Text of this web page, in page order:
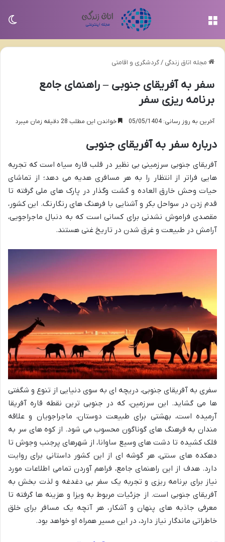
مجله اتاق زندگی /گردشگری و اقامتی
سفر به آفریقای جنوبی – راهنمای جامع
برنامه ریزی سفر
آخرین به روز رسانی: 05/05/1404 خواندن این مطلب 28 دقیقه زمان میبرد
درباره سفر به آفریقای جنوبی
آفریقای جنوبی سرزمینی بی نظیر در قلب قاره سیاه است که تجربه
هایی فراتر از انتظار را به هر مسافری هدیه می دهد؛ از تماشای
حیات وحش خارق العاده و گشت وگذار در پارک های ملی گرفته تا
قدم زدن در سواحل بکر و آشنایی با فرهنگ های رنگارنگ. این کشور،
مقصدی فراموش نشدنی برای کسانی است که به دنبال ماجراجویی،
آرامش در طبیعت و غرق شدن در تاریخ غنی هستند.
سفری به آفریقای جنوبی، دریچه ای به سوی دنیایی از تنوع و شگفتی
ها می گشاید. این سرزمین، که در جنوبی ترین نقطه قاره آفریقا
آرمیده است، بهشتی برای طبیعت دوستان، ماجراجویان و علاقه
مندان به فرهنگ های گوناگون محسوب می شود. از کوه های سر به
فلک کشیده تا دشت های وسیع ساوانا، از شهرهای پرجنب وجوش تا
دهکده های سنتی، هر گوشه ای از این کشور داستانی برای روایت
دارد. هدف از این راهنمای جامع، فراهم آوردن تمامی اطلاعات مورد
نیاز برای برنامه ریزی و تجربه یک سفر بی دغدغه و لذت بخش به
آفریقای جنوبی است. از جزئیات مربوط به ویزا و هزینه ها گرفته تا
معرفی جاذبه های پنهان و آشکار، هر آنچه یک مسافر برای خلق
خاطراتی ماندگار نیاز دارد، در این مسیر همراه او خواهد بود.